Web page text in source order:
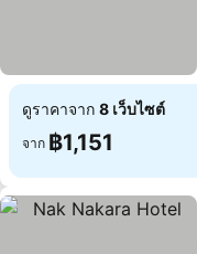
ดูราคาจาก 8 เว็บไซต์
จาก ฿1,151